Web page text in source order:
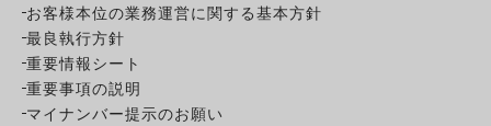
お客様本位の業務運営に関する基本方針
最良執行方針
重要情報シート
重要事項の説明
マイナンバー提示のお願い